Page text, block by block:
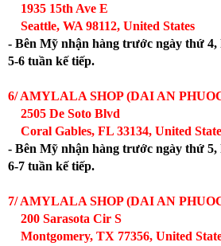
1935 15th Ave E
Seattle, WA 98112, United States
- Bên Mỹ nhận hàng trước ngày thứ 4,
5-6 tuần kế tiếp.
6/ AMYLALA SHOP (DAI AN
2505 De Soto Blvd
Coral Gables, FL 33134, United
- Bên Mỹ nhận hàng trước ngày thứ 5,
6-7 tuần kế tiếp.
7/ AMYLALA SHOP (DAI AN
200 Sarasota Cir S
Montgomery, TX 77356, United